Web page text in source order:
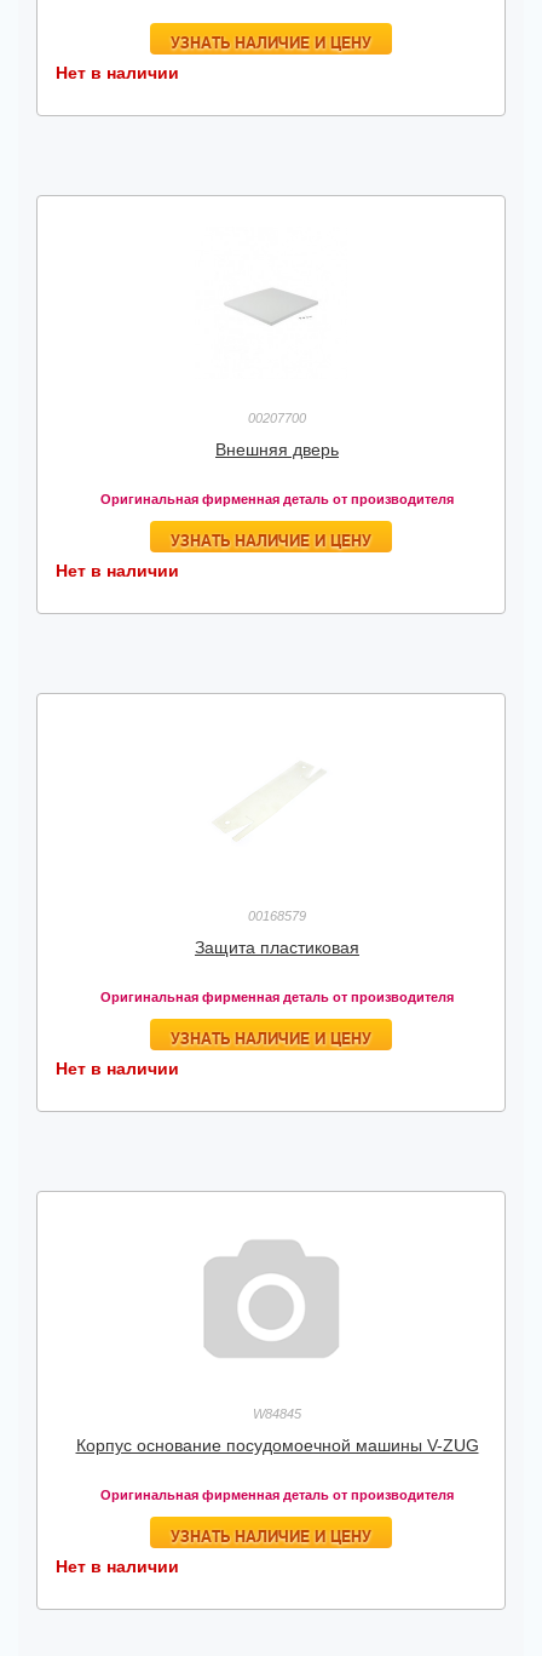
УЗНАТЬ НАЛИЧИЕ И ЦЕНУ
Нет в наличии
00207700
Внешняя дверь
Оригинальная фирменная деталь от производителя
УЗНАТЬ НАЛИЧИЕ И ЦЕНУ
Нет в наличии
00168579
Защита пластиковая
Оригинальная фирменная деталь от производителя
УЗНАТЬ НАЛИЧИЕ И ЦЕНУ
Нет в наличии
W84845
Корпус основание посудомоечной машины V-ZUG
Оригинальная фирменная деталь от производителя
УЗНАТЬ НАЛИЧИЕ И ЦЕНУ
Нет в наличии